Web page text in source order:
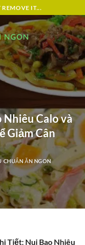
REMOVE IT...
Nhiêu Calo và
Giảm Cân
CHUẨN ĂN NGON
Tiết: Nui Bao Nhiêu